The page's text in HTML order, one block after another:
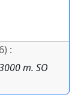
:
m. SO